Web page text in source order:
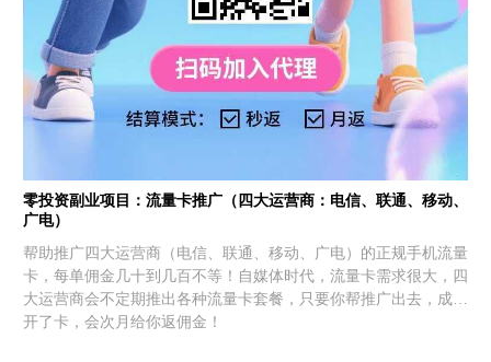
零投资副业项目：流量卡推广（四大运营商：电信、联通、移动、
广电）
帮助推广四大运营商（电信、联通、移动、广电）的正规手机流量
卡，每单佣金几十到几百不等！自媒体时代，流量卡需求很大，四
大运营商会不定期推出各种流量卡套餐，只要你帮推广出去，成功
开了卡，会次月给你返佣金！